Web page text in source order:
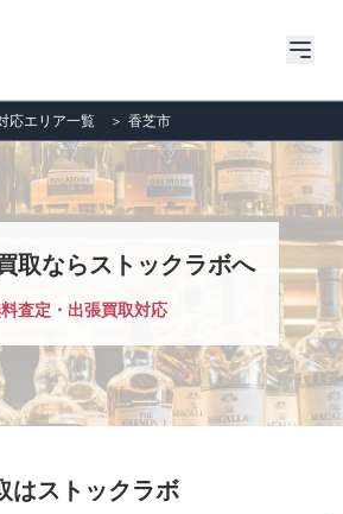
応エリア一覧 ＞ 香芝市
取ならストックラボへ
査定・出張買取対応
はストックラボ